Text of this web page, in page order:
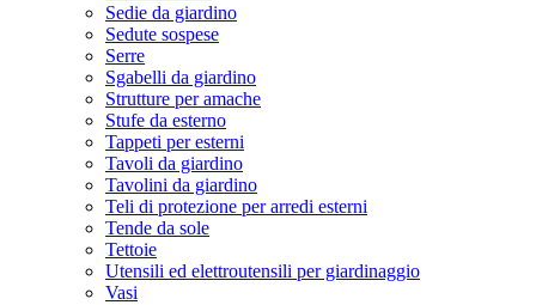
Sedie da giardino
Sedute sospese
Serre
Sgabelli da giardino
Strutture per amache
Stufe da esterno
Tappeti per esterni
Tavoli da giardino
Tavolini da giardino
Teli di protezione per arredi esterni
Tende da sole
Tettoie
Utensili ed elettroutensili per giardinaggio
Vasi